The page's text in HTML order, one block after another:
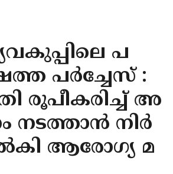
പ
പർച്ചേസ് :
രൂപീകരിച്ച് അ
നടത്താൻ നിർ
ആരോഗ്യ മ